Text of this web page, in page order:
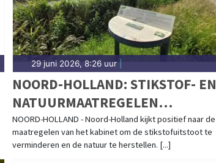
29 juni 2026, 8:26 uur|
NOORD-HOLLAND: STIKSTOF- EN
NATUURMAATREGELEN
DUIDELIJKE STAP VOORUIT
NOORD-HOLLAND - Noord-Holland kijkt positief naar de
maatregelen van het kabinet om de stikstofuitstoot te
verminderen en de natuur te herstellen. [...]